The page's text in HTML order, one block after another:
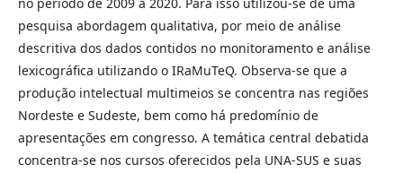
pesquisa abordagem qualitativa, por meio de análise
descritiva dos dados contidos no monitoramento e análise
lexicográfica utilizando o IRaMuTeQ. Observa-se que a
produção intelectual multimeios se concentra nas regiões
Nordeste e Sudeste, bem como há predomínio de
apresentações em congresso. A temática central debatida
concentra-se nos cursos oferecidos pela UNA-SUS e suas